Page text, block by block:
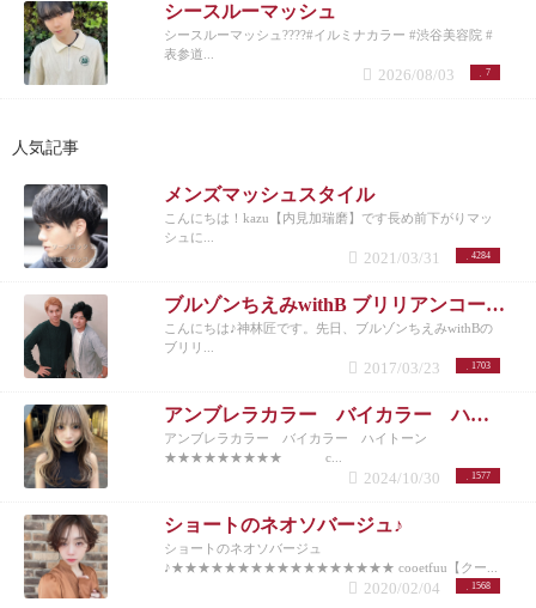
シースルーマッシュ
シースルーマッシュ????#イルミナカラー #渋谷美容院 #
表参道...
7
2026/08/03
人気記事
メンズマッシュスタイル
こんにちは！kazu【内見加瑞磨】です長め前下がりマッ
シュに...
4284
2021/03/31
ブルゾンちえみwithB ブリリアンコージ君♪
こんにちは♪神林匠です。先日、ブルゾンちえみwithBの
ブリリ...
1703
2017/03/23
アンブレラカラー バイカラー ハイトーン
アンブレラカラー バイカラー ハイトーン
★★★★★★★★★ c...
1577
2024/10/30
ショートのネオソバージュ♪
ショートのネオソバージュ
♪★★★★★★★★★★★★★★★★★ cooetfuu【クー...
1568
2020/02/04